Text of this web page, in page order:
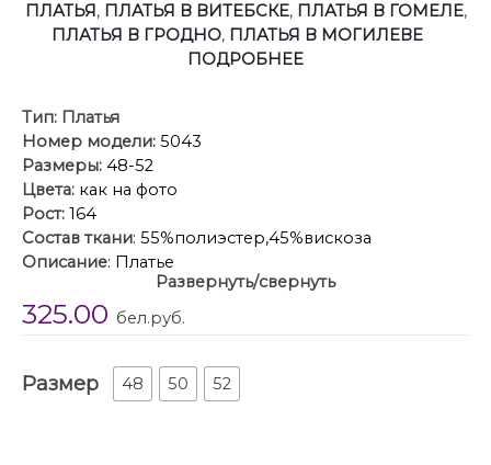
ПЛАТЬЯ , ПЛАТЬЯ В ВИТЕБСКЕ, ПЛАТЬЯ В ГОМЕЛЕ,
ПЛАТЬЯ В ГРОДНО, ПЛАТЬЯ В МОГИЛЕВЕ
ПОДРОБНЕЕ
Тип: Платья
Номер модели: 5043
Размеры: 48-52
Цвета: как на фото
Рост: 164
Состав ткани: 55%полиэстер,45%вискоза
Описание: Платье
Откройте для себя наше уникальное платье длины
мидакси, которое подойдёт для любой фигуры
бокам создают захватывающий эффект,
привлекающий внимание, и соблазнительно
Развернуть/свернуть
325.00 бел.руб.
Размер 48 50 52